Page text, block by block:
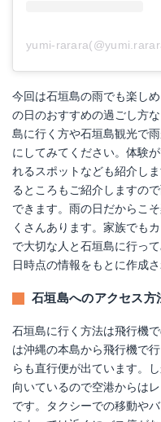
yumi-
今回は石垣島の雨でも楽し
の日のおすすめの過ごし方
島に行く方や石垣島観光で
にしてみてください。体験
れるスポットなども紹介し
るところもご紹介しますの
できます。雨の日だからこ
くさんあります。家族でも
で大切な人と石垣島に行っ
日時点の情報をもとに作成
石垣島へのアクセス方
石垣島に行く方法は飛行機
は沖縄の本島から飛行機で
らも直行便が出ています。
向いているので空港からは
です。タクシーでの移動や